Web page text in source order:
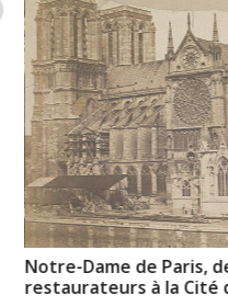
Notre-Dame de Paris,
restaurateurs à la Cité